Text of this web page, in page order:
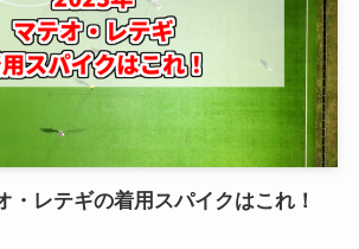
・レテギの着用スパイクはこれ！